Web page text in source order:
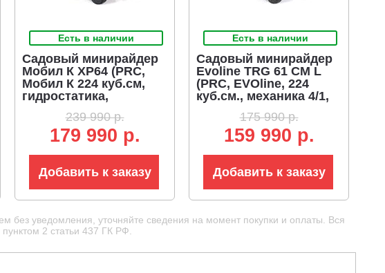
Есть в наличии
Садовый минирайдер
Мобил К XP64 (PRC,
Мобил К 224 куб.см,
гидростатика,
ширина кошения 66
см, 125 кг)
239 990 р.
179 990 р.
Добавить к заказу
Есть в наличии
Садовый минирайдер
Evoline TRG 61 CM L
(PRC, EVOline, 224
куб.см., механика 4/1,
ширина кошения 61
см, 3 в 1, фара, 120 кг)
175 990 р.
159 990 р.
Добавить к заказу
без уведомления, уточняйте сведения на момент покупки и оплаты. Вся
2 статьи 437 ГК РФ.